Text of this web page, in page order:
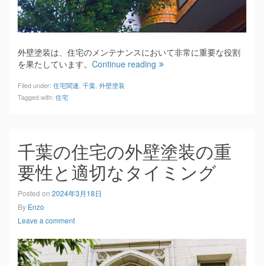
外壁塗装は、住宅のメンテナンスにおいて非常に重要な役割
を果たしています。 Continue reading
Filed under: 住宅関連 千葉 外壁塗装
Tagged with: 住宅
千葉の住宅の外壁塗装の重
要性と適切なタイミング
Posted on 2024年3月18日
By Enzo
Leave a comment